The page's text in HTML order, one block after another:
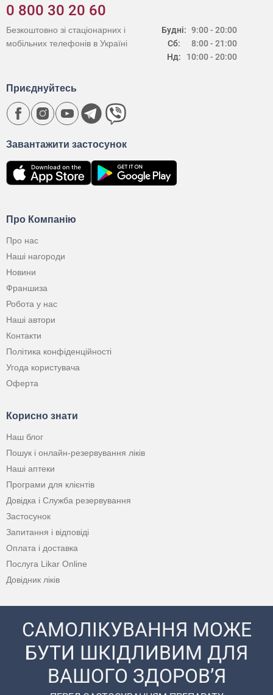
0 800 30 20 60
Будні:
Сб:
Нд:
9:00 - 20:00
8:00 - 21:00
10:00 - 20:00
Безкоштовно зі стаціонарних і
мобільних телефонів в Україні
Про Компанію
Про нас
Наші нагороди
Новини
Франшиза
Робота у нас
Наші автори
Контакти
Політика конфіденційності
Угода користувача
Оферта
Корисно знати
Наш блог
Пошук і онлайн-резервування ліків
Наші аптеки
Програми для клієнтів
Довідка і Служба резервування
Застосунок
Запитання і відповіді
Оплата і доставка
Послуга Likar Online
Довідник ліків
Завантажити застосунок
Приєднуйтесь
САМОЛІКУВАННЯ МОЖЕ
БУТИ ШКІДЛИВИМ ДЛЯ
ВАШОГО ЗДОРОВ’Я